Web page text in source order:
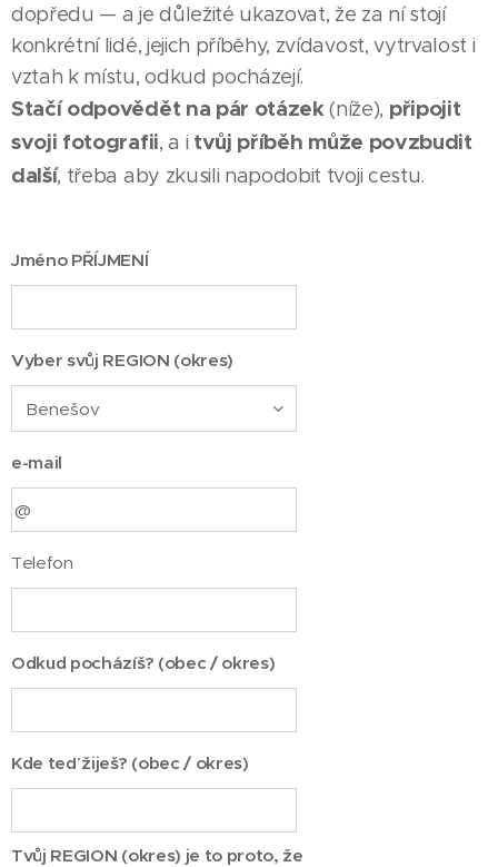
dopředu — a je důležité ukazovat, že za ní stojí
konkrétní lidé, jejich příběhy, zvídavost, vytrvalost i
vztah k místu, odkud pocházejí.
Stačí odpovědět na pár otázek (níže), připojit
svoji fotografii, a i tvůj příběh může povzbudit
další, třeba aby zkusili napodobit tvoji cestu.
Jméno PŘÍJMENÍ
Vyber svůj REGION (okres)
e-mail
Telefon
Odkud pocházíš? (obec / okres)
Kde teď žiješ? (obec / okres)
Tvůj REGION (okres) je to proto, že